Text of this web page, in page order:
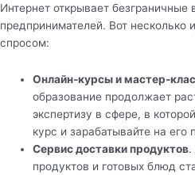
Интернет открывает безграничные
предпринимателей. Вот несколько
спросом:
Онлайн-курсы и мастер-
образование продолжает
экспертизу в сфере, в
курс и зарабатывайте на его
Сервис доставки продуктов.
продуктов и готовых блюд